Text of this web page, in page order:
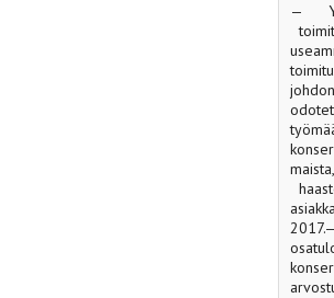
—